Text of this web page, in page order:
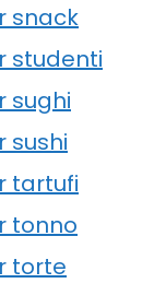
snack
studenti
sughi
sushi
tartufi
tonno
torte